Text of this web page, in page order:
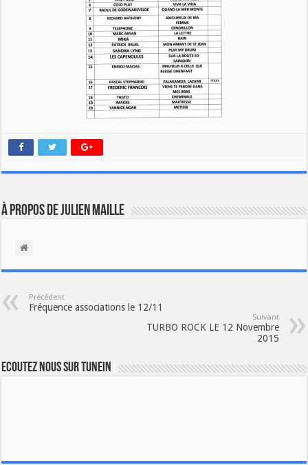
À propos de Julien Maille
Précédent
Fréquence associations le 12/11
Suivant
TURBO ROCK LE 12 Novembre
2015
Ecoutez nous sur TuneIn